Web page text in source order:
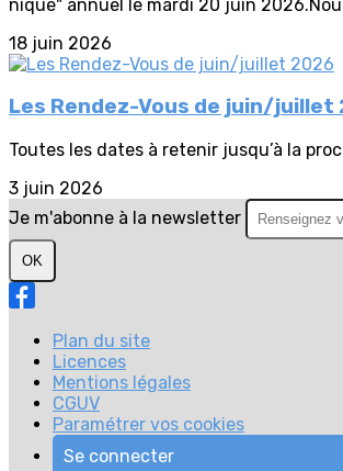
nique" annuel le mardi 20 juin
18 juin 2026
Les Rendez-Vous de juin/juillet
Toutes les dates à retenir jusqu’à la
3 juin 2026
Je m'abonne à la newsletter
OK
Plan du site
Licences
Mentions légales
CGUV
Paramétrer vos cookies
Se connecter